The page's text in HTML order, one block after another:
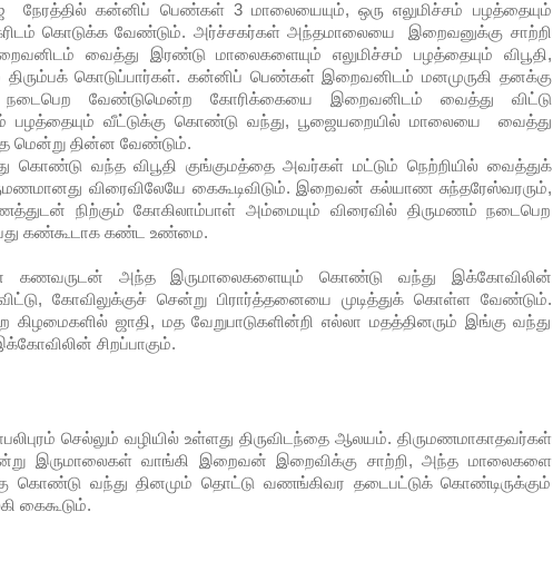
நேரத்தில் கன்னிப் பெண்கள் 3 மாலையையும், ஒரு எலுமிச்சம் பழத்தையும்
கொடுக்க வேண்டும். அர்ச்சகர்கள் அந்தமாலையை இறைவனுக்கு சாற்றி
வைத்து இரண்டு மாலைகளையும் எலுமிச்சம் பழத்தையும் விபூதி,
திரும்பக் கொடுப்பார்கள். கன்னிப் பெண்கள் இறைவனிடம் மனமுருகி தனக்கு
நடைபெற வேண்டுமென்ற கோரிக்கையை இறைவனிடம் வைத்து விட்டு
பழத்தையும் வீட்டுக்கு கொண்டு வந்து, பூஜையறையில் மாலையை வைத்து
மென்று தின்ன வேண்டும்.
கொண்டு வந்த விபூதி குங்குமத்தை அவர்கள் மட்டும் நெற்றியில் வைத்துக்
விரைவிலேயே கைகூடிவிடும். இறைவன் கல்யாண சுந்தரேஸ்வரரும்,
நிற்கும் கோகிலாம்பாள் அம்மையும் விரைவில் திருமணம் நடைபெற
கண்கூடாக கண்ட உண்மை.
கணவருடன் அந்த இருமாலைகளையும் கொண்டு வந்து இக்கோவிலின்
விட்டு, கோவிலுக்குச் சென்று பிரார்த்தனையை முடித்துக் கொள்ள வேண்டும்.
ஜாதி, மத வேறுபாடுகளின்றி எல்லா மதத்தினரும் இங்கு வந்து
சிறப்பாகும்.
செல்லும் வழியில் உள்ளது திருவிடந்தை ஆலயம். திருமணமாகாதவர்கள்
இருமாலைகள் வாங்கி இறைவன் இறைவிக்கு சாற்றி, அந்த மாலைகளை
கொண்டு வந்து தினமும் தொட்டு வணங்கிவர தடைபட்டுக் கொண்டிருக்கும்
கைகூடும்.